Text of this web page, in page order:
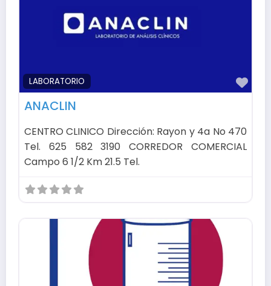
LABORATORIO
ANACLIN
CENTRO CLINICO Dirección: Rayon y 4a No 470
Tel. 625 582 3190 CORREDOR COMERCIAL
Campo 6 1/2 Km 21.5 Tel.